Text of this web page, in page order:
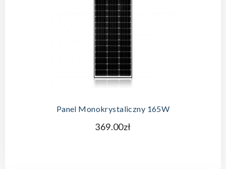
Panel Monokrystaliczny 165W
369.00zł